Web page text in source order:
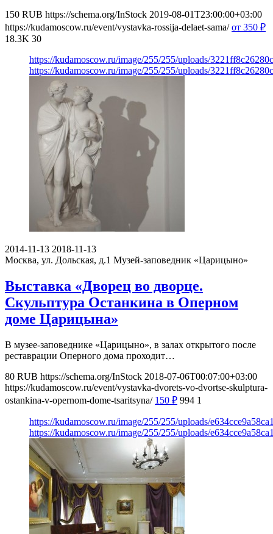
150 RUB https://schema.org/InStock 2019-08-01T23:00:00+03:00
https://kudamoscow.ru/event/vystavka-rossija-delaet-sama/ от 350 ₽
18.3K 30
https://kudamoscow.ru/image/255/255/uploads/
https://kudamoscow.ru/image/255/255/uploads/
2014-11-13 2018-11-13
Москва, ул. Дольская, д.1 Музей-заповедник «Царицыно»
Выставка «Дворец во дворце.
Скульптура Останкина в Оперном
доме Царицына»
В музее-заповеднике «Царицыно», в залах открытого после
реставрации Оперного дома проходит…
80 RUB https://schema.org/InStock 2018-07-06T00:07:00+03:00
https://kudamoscow.ru/event/vystavka-dvorets-vo-dvortse-skulptura-
ostankina-v-opernom-dome-tsaritsyna/ 150 ₽ 994 1
https://kudamoscow.ru/image/255/255/uploads/
https://kudamoscow.ru/image/255/255/uploads/